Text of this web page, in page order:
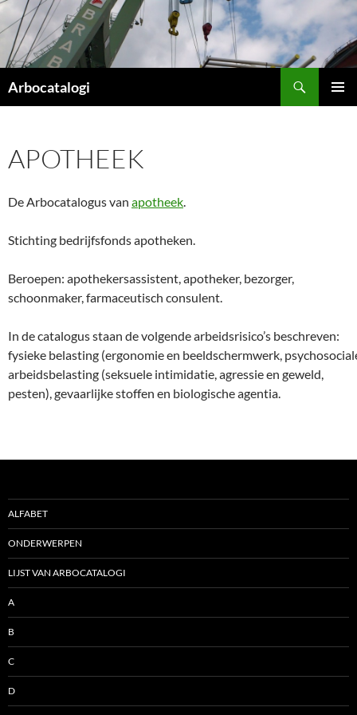
Ga
naar
de
inhoud
Arbocatalogi
APOTHEEK
De Arbocatalogus van apotheek.
Stichting bedrijfsfonds apotheken.
Beroepen: apothekersassistent, apotheker, bezorger,
schoonmaker, farmaceutisch consulent.
In de catalogus staan de volgende arbeidsrisico’s beschreven:
fysieke belasting (ergonomie en beeldschermwerk,
arbeidsbelasting (seksuele intimidatie, agressie en geweld,
pesten), gevaarlijke stoffen en biologische agentia.
ALFABET
ONDERWERPEN
LIJST VAN ARBOCATALOGI
A
B
C
D